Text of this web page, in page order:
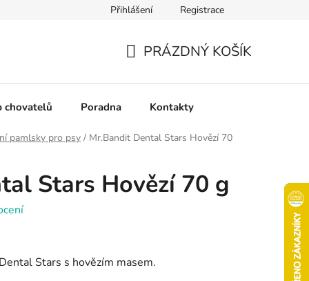
Pravidla soutěží
Přihlášení Registrace
KOŠÍK
PRÁZDNÝ KOŠÍK
chovatelů Poradna Kontakty
pamlsky pro psy / Mr.Bandit Dental Stars Hovězí 70
Stars Hovězí 70 g
Stars s hovězím masem.